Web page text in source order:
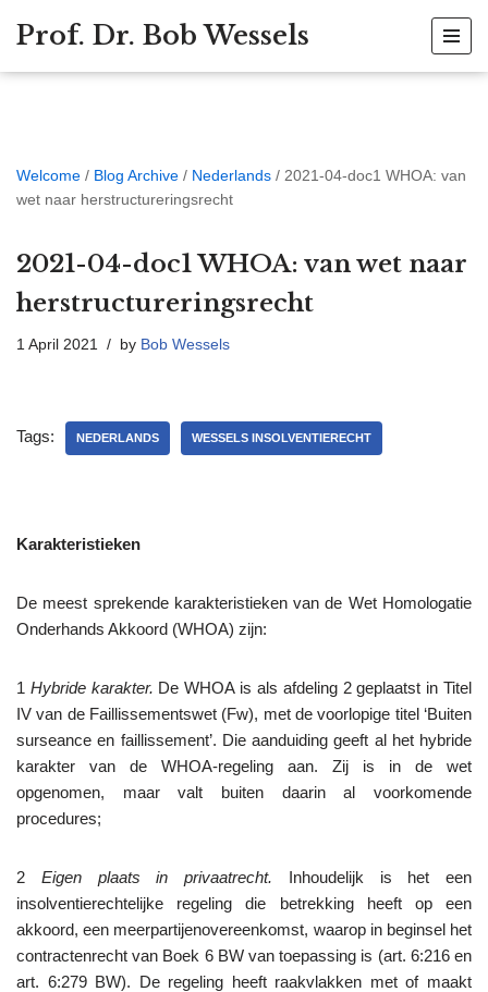
Prof. Dr. Bob Wessels
Welcome / Blog Archive / Nederlands / 2021-04-doc1 WHOA: van
wet naar herstructureringsrecht
2021-04-doc1 WHOA: van wet naar
herstructureringsrecht
1 April 2021 by Bob Wessels
Tags: NEDERLANDS WESSELS INSOLVENTIERECHT
Karakteristieken
De meest sprekende karakteristieken van de Wet Homologatie
Onderhands Akkoord (WHOA) zijn:
1 Hybride karakter. De WHOA is als afdeling 2 geplaatst in Titel
IV van de Faillissementswet (Fw), met de voorlopige titel ‘Buiten
surseance en faillissement’. Die aanduiding geeft al het hybride
karakter van de WHOA-regeling aan. Zij is in de wet
opgenomen, maar valt buiten daarin al voorkomende
procedures;
2 Eigen plaats in privaatrecht. Inhoudelijk is het een
insolventierechtelijke regeling die betrekking heeft op een
akkoord, een meerpartijenovereenkomst, waarop in beginsel het
contractenrecht van Boek 6 BW van toepassing is (art. 6:216 en
art. 6:279 BW). De regeling heeft raakvlakken met of maakt